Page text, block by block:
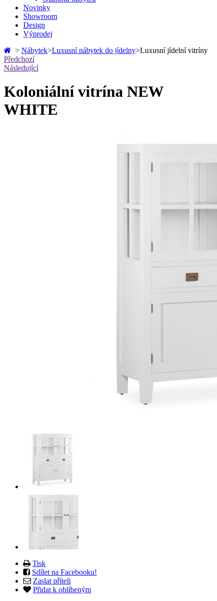
Novinky
Showroom
Design
Výprodej
> Nábytek>Luxusní nábytek do jídelny>Luxusní jídelní vitríny
Předchozí
Následující
Koloniální vitrína NEW
WHITE
Tisk
Sdílet na Facebooku!
Zaslat příteli
Přidat k oblíbeným